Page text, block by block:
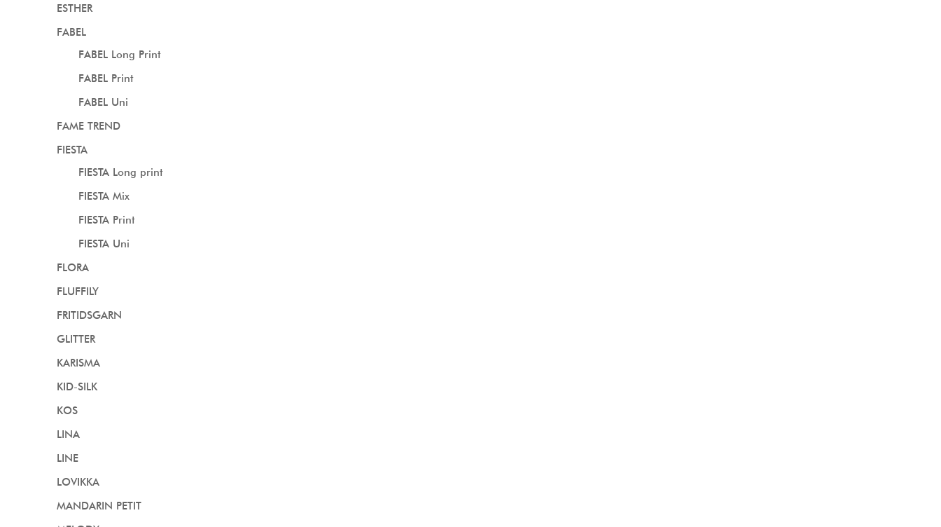
ESTHER
FABEL
FABEL Long Print
FABEL Print
FABEL Uni
FAME TREND
FIESTA
FIESTA Long print
FIESTA Mix
FIESTA Print
FIESTA Uni
FLORA
FLUFFILY
FRITIDSGARN
GLITTER
KARISMA
KID-SILK
KOS
LINA
LINE
LOVIKKA
MANDARIN PETIT